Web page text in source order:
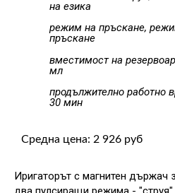
на езика
режим на пръскане,
пръскане
вместимост на
мл
продължително работно
30 мин
Средна цена: 2 926 руб
Иригаторът с магнитен държач